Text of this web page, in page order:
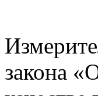
закона